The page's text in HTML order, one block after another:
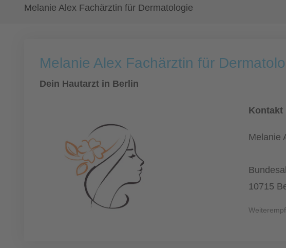
Melanie Alex Fachärztin für Dermatologie
Melanie Alex Fachärztin für
Dein Hautarzt in Berlin
Kontakt
Melanie
10715